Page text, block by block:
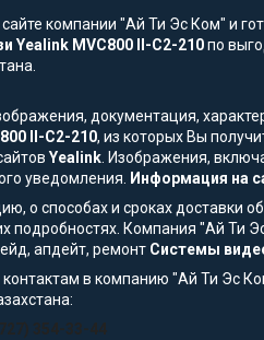
компании "Ай Ти Эс Ком" и
Yealink MVC800 II-C2-210по
документация,
II-C2-210, из которых Вы
Yealink. Изображения,
уведомления. Информация на
о способах и сроках доставки
подробностях. Компания "Ай Ти
апдейт, ремонт Системы
в компанию "Ай Ти Эс
354-33-44